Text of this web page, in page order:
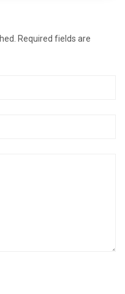
Required fields are